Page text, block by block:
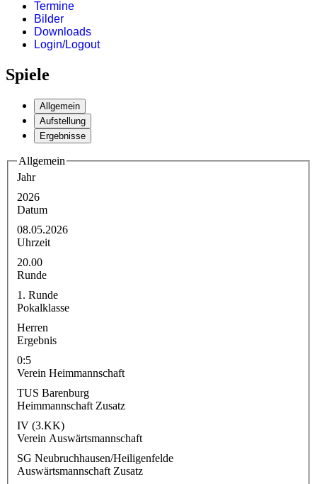
Termine
Bilder
Downloads
Login/Logout
Spiele
Allgemein
Aufstellung
Ergebnisse
Allgemein
Jahr
2026
Datum
08.05.2026
Uhrzeit
20.00
Runde
1. Runde
Pokalklasse
Herren
Ergebnis
0:5
Verein Heimmannschaft
TUS Barenburg
Heimmannschaft Zusatz
IV (3.KK)
Verein Auswärtsmannschaft
SG Neubruchhausen/Heiligenfelde
Auswärtsmannschaft Zusatz